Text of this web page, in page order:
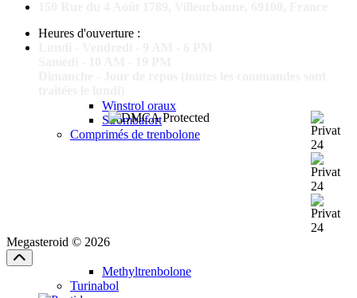
Winstrol oraux
Strombafort
Comprimés de trenbolone
Methyltrenbolone
Turinabol
Heures d'ouverture :
Megasteroid © 2026